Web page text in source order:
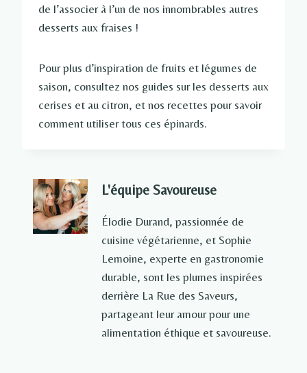
de l’associer à l’un de nos innombrables autres
desserts aux fraises !
Pour plus d’inspiration de fruits et légumes de
saison, consultez nos guides sur les desserts aux
cerises et au citron, et nos recettes pour savoir
comment utiliser tous ces épinards.
L'équipe Savoureuse
Élodie Durand, passionnée de
cuisine végétarienne, et Sophie
Lemoine, experte en gastronomie
durable, sont les plumes inspirées
derrière La Rue des Saveurs,
partageant leur amour pour une
alimentation éthique et savoureuse.